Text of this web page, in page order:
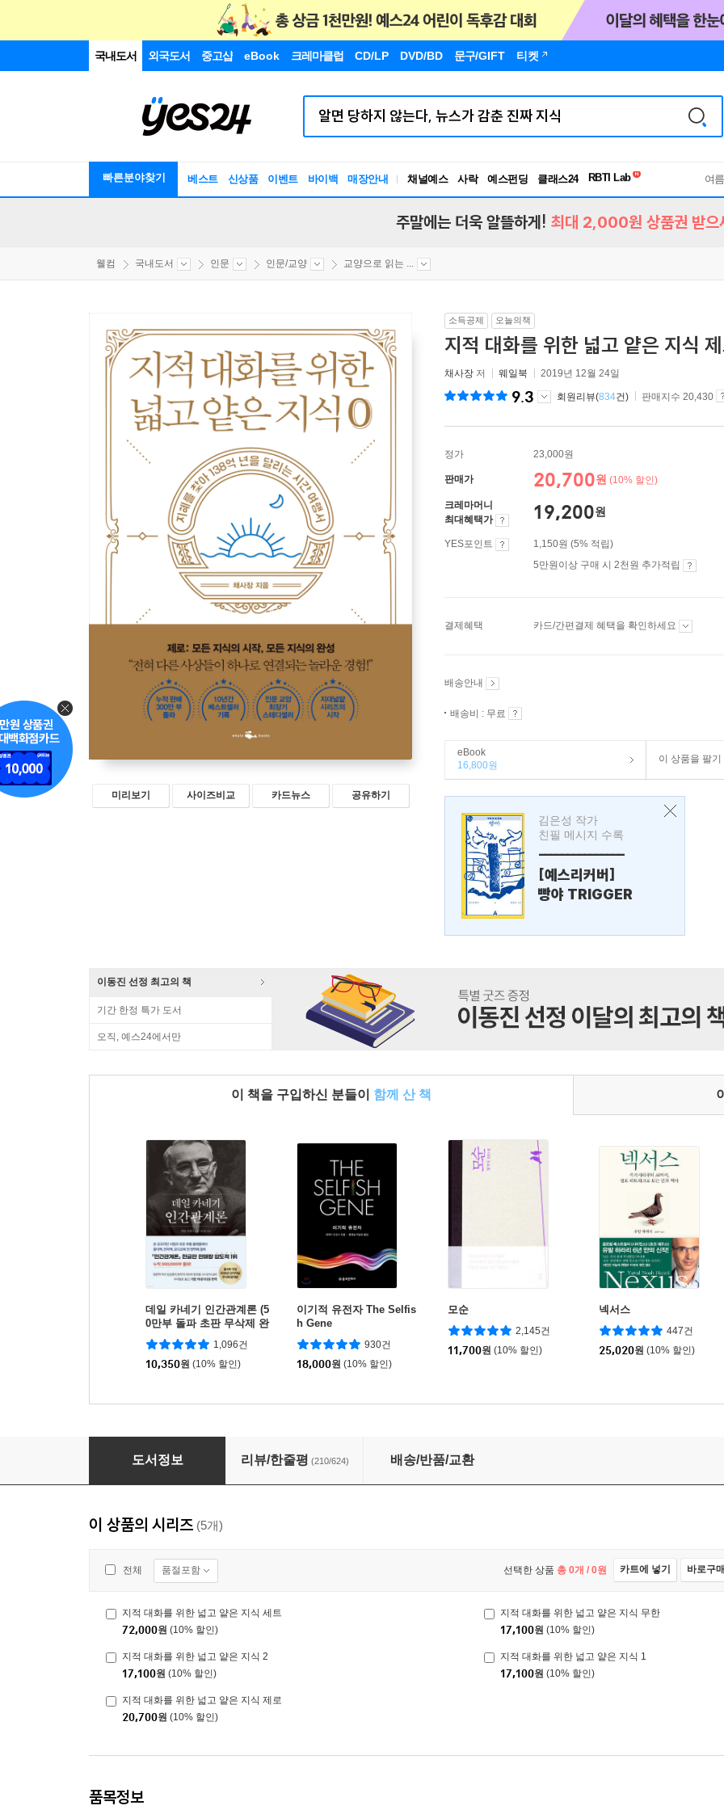
국내도서 외국도서 중고샵 eBook 크레마클럽 CD/LP DVD/BD 문구/GIFT 티켓
빠른분야찾기 베스트 신상품 이벤트 바이백 매장안내 채널예스 사락 예스펀딩 클래스24
독서유형검사
여
주말에는 더욱 알뜰하게! 최대 2,000원 상품권 받으
웰컴 국내도서 인문 인문/교양 교양으로 읽는 ...
미리보기 사이즈비교 카드뉴스 공유하기
소득공제 오늘의책
지적 대화를 위한 넓고 얕은 지식
채사장 저 웨일북 2019년 12월 24일
9.3 회원리뷰(834건) 판매지수 20,430
정가 23,000원
판매가 20,700원 (10% 할인)
크레마머니
최대혜택가
19,200원
YES포인트
1,150원 (5% 적립)
5만원이상 구매 시 2천원 추가적립
결제혜택 카드/간편결제 혜택을 확인하세요
배송안내
배송비 : 무료
eBook
16,800원
이 상품을 팔기
김은성 작가
친필 메시지 수록
---------------
[예스리커버]
빵야 TRIGGER
이동진 선정 최고의 책
기간 한정 특가 도서
오직, 예스24에서만
이 책을 구입하신 분들이 함께 산 책
데일 카네기 인간관계론 (5
0만부 돌파 초판 무삭제 완
역본)
1,096건
10,350원 (10% 할인)
이기적 유전자 The Selfis
h Gene
930건
18,000원 (10% 할인)
모순
2,145건
11,700원 (10% 할인)
넥서스
447건
25,020원 (10% 할인)
지적 대화를 위한 넓고 얕은 지식 제로
도서정보 리뷰/한줄평 (210/624) 배송/반품/교환
이 상품의 시리즈 (5개)
전체 품절포함 선택한 상품 총 0개 / 0원 카트에 넣기 바로구
지적 대화를 위한 넓고 얕은 지식 세트
72,000원 (10% 할인)
지적 대화를 위한 넓고 얕은 지식 무한
17,100원 (10% 할인)
지적 대화를 위한 넓고 얕은 지식 2
17,100원 (10% 할인)
지적 대화를 위한 넓고 얕은 지식 1
17,100원 (10% 할인)
지적 대화를 위한 넓고 얕은 지식 제로
20,700원 (10% 할인)
품목정보